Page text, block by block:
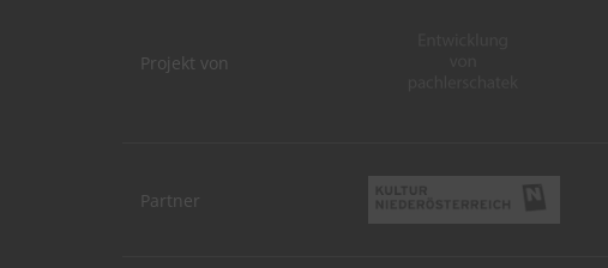
Projekt von
Partner